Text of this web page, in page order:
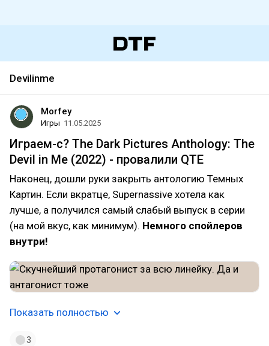
Devilinme
Morfey
Игры 11.05.2025
Играем-с? The Dark Pictures Anthology: The
Devil in Me (2022) - провалили QTE
Наконец, дошли руки закрыть антологию Темных
Картин. Если вкратце, Supernassive хотела как
лучше, а получился самый слабый выпуск в серии
(на мой вкус, как минимум). Немного спойлеров
внутри!
Показать полностью
3